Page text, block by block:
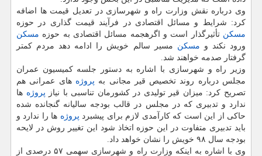
وی درباره نقش وزارت راه و شهرسازی در تعدیل قیمت ها اضافه
كرد: شرایط و مسائل اقتصادی در فرآیند قیمت گذاری در حوزه
مسكن تأثیرگذار است و اگرهجمه مسائل اقتصادی به حوزه مسكن
ورود نكند و مسكن مسیر سالم خویش را ادامه دهد مردم كمتر
گرفتار صدمه خواهند شد.
وزیر راه و شهرسازی با اشاره به دستور جلسه كمیسیون عمران
مجلس درباره روند تخصیص قیر مجانی به پروژه های عمرانی هم
تصریح كرد: میزان قیر تولیدی در كشورمان تناسبی با نیاز پروژه ها
ندارد و تدبیری كه در مجلس در قالب بودجه سالیانه گنجانده شده
حاكی از این است كه كارآمدی لازم برای پیشبرد پروژه ها را ندارد و
باید تدبیری متفاوت در این حوزه اتخاذ شود این تغییر روش در لایحه
بودجه سال ۹۸ خویش را نشان خواهد داد.
وی با اشاره به اینكه وزارت راه و شهرسازی سهمی ۵۷ درصدی از